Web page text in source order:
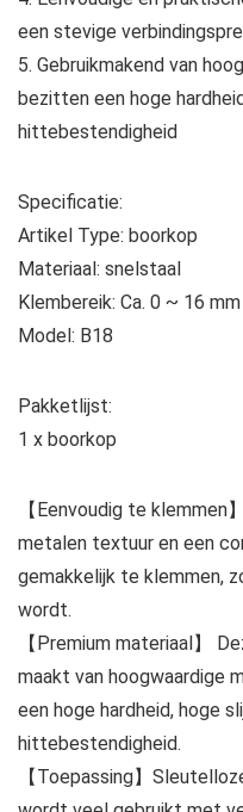
een stevige
5. Gebruikmakend van
bezitten een hoge
hittebestendigheid
Specificatie:
Artikel Type: boorkop
Materiaal: snelstaal
Klembereik: Ca. 0 ~ 16
Model: B18
Pakketlijst:
1 x boorkop
【Eenvoudig te klemmen
metalen textuur en een
gemakkelijk te klemmen,
wordt.
【Premium materiaal】
maakt van hoogwaardige
een hoge hardheid, hoge
hittebestendigheid.
【Toepassing】